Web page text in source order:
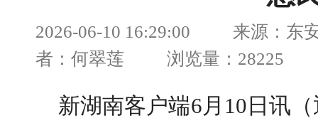
2026-06-10 16:29:00 来源：东安
者：何翠莲 浏览量：28225
新湖南客户端6月10日讯